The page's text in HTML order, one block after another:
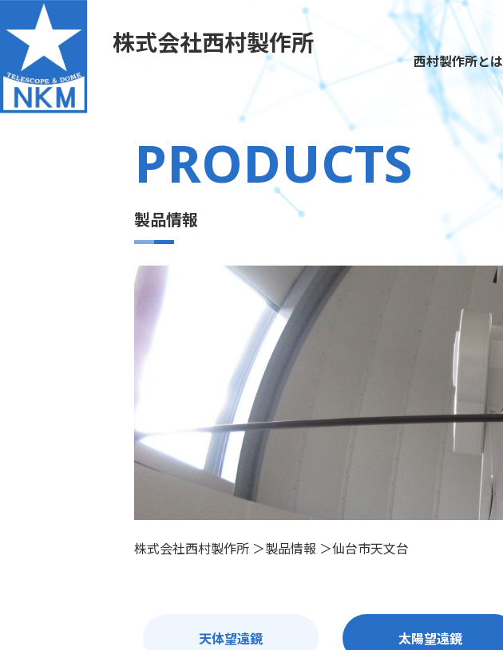
株式会社西村製作所
西村製作所とは
PRODUCTS
製品情報
株式会社西村製作所 ＞製品情報 ＞仙台市天文台
天体望遠鏡 太陽望遠鏡